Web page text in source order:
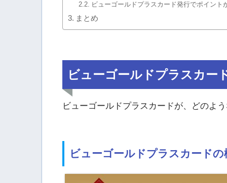
ビューゴールドプラスカード発行でポイント
まとめ
ビューゴールドプラスカー
ビューゴールドプラスカードが、どのよ
ビューゴールドプラスカードの